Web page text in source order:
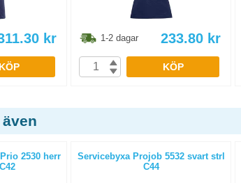
kr
KÖP
1-2 dagar 233.80 kr
KÖP
2530 herr
Servicebyxa Projob 5532 svart strl
C44